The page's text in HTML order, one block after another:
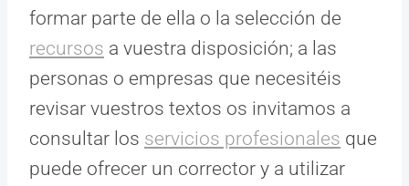
formar parte de ella o la selección de
recursos a vuestra disposición; a las
personas o empresas que necesitéis
revisar vuestros textos os invitamos a
consultar los servicios profesionales que
puede ofrecer un corrector y a utilizar